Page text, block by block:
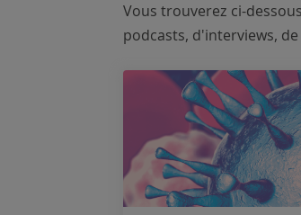
Vous trouverez ci-
podcasts, d'interviews,